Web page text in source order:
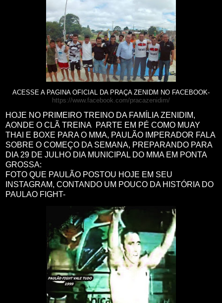
ACESSE A PAGINA OFICIAL DA PRAÇA ZENIDM NO FACEBOOK-
https://www.facebook.com/pracazenidim/
HOJE NO PRIMEIRO TREINO DA FAMÍLIA ZENIDIM,
AONDE O CLÃ TREINA PARTE EM PÉ COMO MUAY
THAI E BOXE PARA O MMA, PAULÃO IMPERADOR FALA
SOBRE O COMEÇO DA SEMANA, PREPARANDO PARA
DIA 29 DE JULHO DIA MUNICIPAL DO MMA EM PONTA
GROSSA:
FOTO QUE PAULÃO POSTOU HOJE EM SEU
INSTAGRAM, CONTANDO UM POUCO DA HISTÓRIA DO
PAULAO FIGHT-